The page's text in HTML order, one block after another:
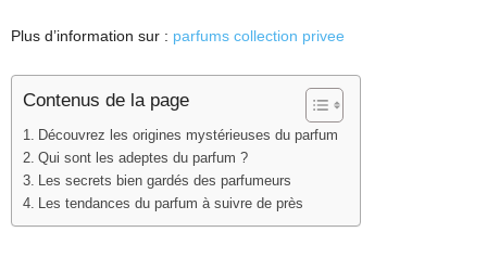
Plus d’information sur : parfums collection privee
Contenus de la page
Découvrez les origines mystérieuses du parfum
Qui sont les adeptes du parfum ?
Les secrets bien gardés des parfumeurs
Les tendances du parfum à suivre de près